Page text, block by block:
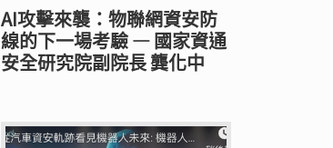
AI攻擊來襲：物聯網資安防
線的下一場考驗 — 國家資通
安全研究院副院長 龔化中